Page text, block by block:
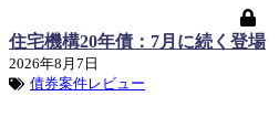
住宅機構20年債：7月に続く登場
2026年8月7日
債券案件レビュー